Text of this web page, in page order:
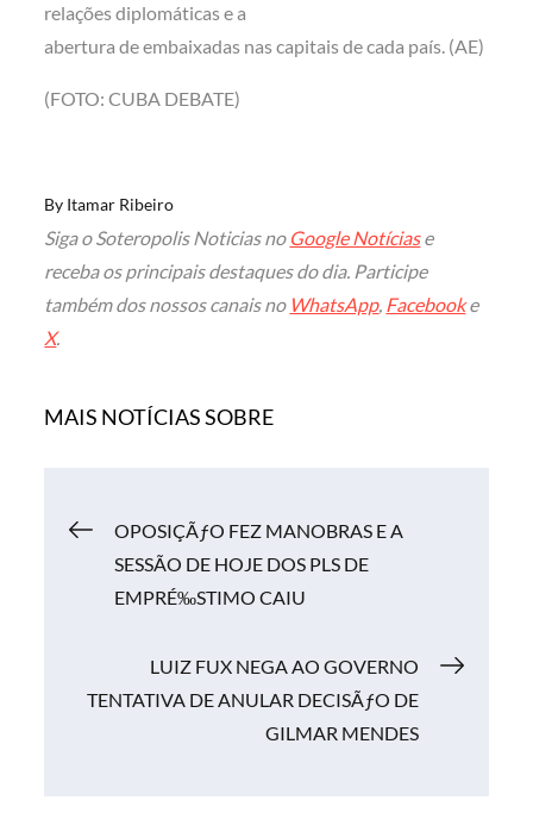
relações diplomáticas e a
abertura de embaixadas nas capitais de cada país. (AE)
(FOTO: CUBA DEBATE)
By Itamar Ribeiro
Siga o Soteropolis Noticias no Google Notíciase
receba os principais destaques do dia. Participe
também dos nossos canais no WhatsApp, Facebooke
X.
MAIS NOTÍCIAS SOBRE
Navegação
de
Post
OPOSIÇÃƒO FEZ MANOBRAS E A
SESSÃO DE HOJE DOS PLS DE
EMPRÉ‰STIMO CAIU
LUIZ FUX NEGA AO GOVERNO
TENTATIVA DE ANULAR DECISÃƒO DE
GILMAR MENDES